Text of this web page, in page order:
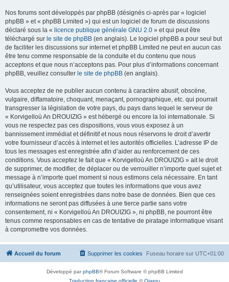
Nos forums sont développés par phpBB (désignés ci-après par « logiciel
phpBB » et « phpBB Limited ») qui est un logiciel de forum de discussions
déclaré sous la « licence publique générale GNU 2.0 » et qui peut être
téléchargé sur le site de phpBB (en anglais). Le logiciel phpBB a pour seul but
de faciliter les discussions sur internet et phpBB Limited ne peut en aucun cas
être tenu comme responsable de la conduite et du contenu que nous
acceptons et que nous n’acceptons pas. Pour plus d’informations concernant
phpBB, veuillez consulter le site de phpBB (en anglais).
Vous acceptez de ne publier aucun contenu à caractère abusif, obscène,
vulgaire, diffamatoire, choquant, menaçant, pornographique, etc. qui pourrait
transgresser la législation de votre pays, du pays dans lequel le serveur de
« Korvigelloù An DROUIZIG » est hébergé ou encore la loi internationale. Si
vous ne respectez pas ces dispositions, vous vous exposez à un
bannissement immédiat et définitif et nous nous réservons le droit d’avertir
votre fournisseur d’accès à internet et les autorités officielles. L’adresse IP de
tous les messages est enregistrée afin d’aider au renforcement de ces
conditions. Vous acceptez le fait que « Korvigelloù An DROUIZIG » ait le droit
de supprimer, de modifier, de déplacer ou de verrouiller n’importe quel sujet et
message à n’importe quel moment si nous estimons cela nécessaire. En tant
qu’utilisateur, vous acceptez que toutes les informations que vous avez
renseignées soient enregistrées dans notre base de données. Bien que ces
informations ne seront pas diffusées à une tierce partie sans votre
consentement, ni « Korvigelloù An DROUIZIG », ni phpBB, ne pourront être
tenus comme responsables en cas de tentative de piratage informatique visant
à compromettre vos données.
Accueil du forum Fuseau horaire sur UTC+01:00
Supprimer les cookies
Développé parphpBB® Forum Software © phpBB Limited
Traduction française officielle ©Qiaeru